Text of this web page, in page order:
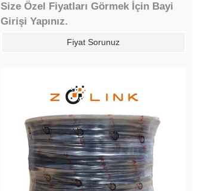
Size Özel Fiyatları Görmek İçin Bayi
Girişi Yapınız.
Fiyat Sorunuz